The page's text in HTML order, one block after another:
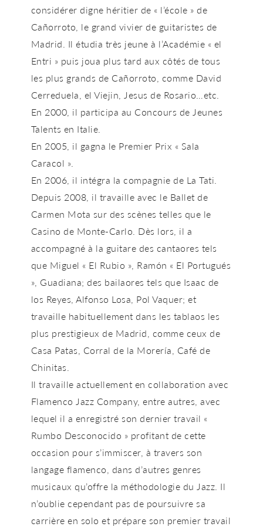
considérer digne héritier de « l’école » de
Cañorroto, le grand vivier de guitaristes de
Madrid. Il étudia très jeune à l’Académie « el
Entri » puis joua plus tard aux côtés de tous
les plus grands de Cañorroto, comme David
Cerreduela, el Viejin, Jesus de Rosario…etc.
En 2000, il participa au Concours de Jeunes
Talents en Italie.
En 2005, il gagna le Premier Prix « Sala
Caracol ».
En 2006, il intégra la compagnie de La Tati.
Depuis 2008, il travaille avec le Ballet de
Carmen Mota sur des scènes telles que le
Casino de Monte-Carlo. Dès lors, il a
accompagné à la guitare des cantaores tels
que Miguel « El Rubio », Ramón « El Portugués
», Guadiana; des bailaores tels que Isaac de
los Reyes, Alfonso Losa, Pol Vaquer; et
travaille habituellement dans les tablaos les
plus prestigieux de Madrid, comme ceux de
Casa Patas, Corral de la Morería, Café de
Chinitas.
Il travaille actuellement en collaboration avec
Flamenco Jazz Company, entre autres, avec
lequel il a enregistré son dernier travail «
Rumbo Desconocido » profitant de cette
occasion pour s’immiscer, à travers son
langage flamenco, dans d’autres genres
musicaux qu’offre la méthodologie du Jazz. Il
n’oublie cependant pas de poursuivre sa
carrière en solo et prépare son premier travail